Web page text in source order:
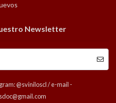
Newsletter
@sviniloscl / e-mail -